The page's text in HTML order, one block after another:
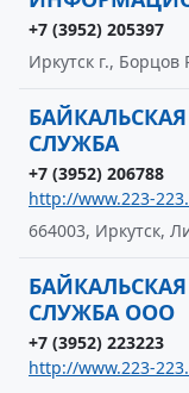
+7 (3952) 205397
Иркутск г.,
СЛУЖБА
+7 (3952) 206788
http://www.223-
664003, Иркутск,
СЛУЖБА ООО
+7 (3952) 223223
http://www.223-